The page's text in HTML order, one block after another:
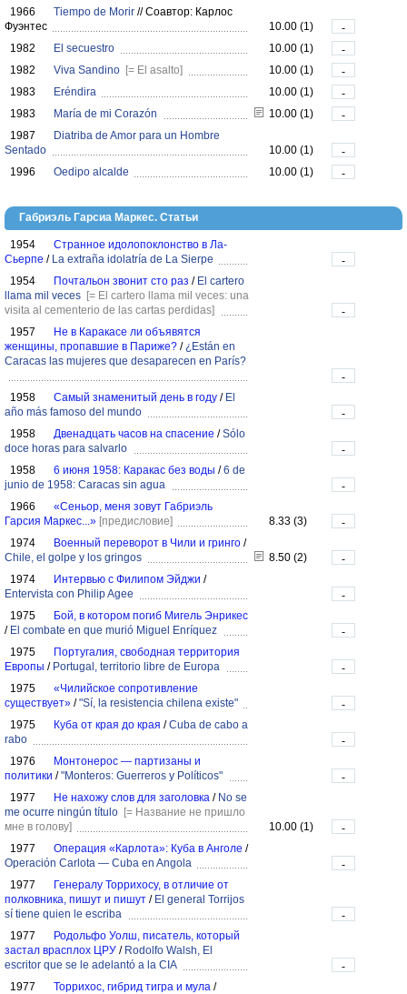
1966 Tiempo de Morir //Соавтор: Карлос
Фуэнтес
10.00 (1)
-
1982
El secuestro 10.00 (1)
-
1982
Viva Sandino [= El asalto] 10.00 (1)
-
1983
Eréndira 10.00 (1)
-
1983
María de mi Corazón 10.00 (1)
-
1987
Diatriba de Amor para un Hombre
Sentado
10.00 (1)
-
1996
Oedipo alcalde 10.00 (1) -
Габриэль Гарсиа Маркес. Статьи
1954
Странное идолопоклонство в Ла-
Сьерпе / La extraña idolatría de La Sierpe
-
1954
Почтальон звонит сто раз / El cartero
llama mil veces [= El cartero llama mil veces: una
visita al cementerio de las cartas perdidas]
-
1957
Не в Каракасе ли объявятся
женщины, пропавшие в Париже? /¿Están en
Caracas las mujeres que desaparecen en París?
-
1958
Самый знаменитый день в году / El
año más famoso del mundo
-
1958
Двенадцать часов на спасение /Sólo
doce horas para salvarlo
-
1958
6 июня 1958: Каракас без воды /6 de
junio de 1958: Caracas sin agua
-
1966
«Сеньор, меня зовут Габриэль
Гарсия Маркес...» [предисловие] 8.33 (3)
-
1974
Военный переворот в Чили и гринго /
Chile, el golpe y los gringos
8.50 (2)
-
1974
Интервью с Филипом Эйджи /
Entervista con Philip Agee
-
1975
Бой, в котором погиб Мигель Энрикес
/ El combate en que murió Miguel Enríquez
-
1975
Португалия, свободная территория
Европы / Portugal, territorio libre de Europa
-
1975
«Чилийское сопротивление
существует» /"Sí, la resistencia chilena existe"
-
1975
Куба от края до края /Cuba de cabo a
rabo
-
1976
Монтонерос — партизаны и
политики /"Monteros: Guerreros y Políticos"
-
1977
Не нахожу слов для заголовка / No se
me ocurre ningún título [= Название не пришло
мне в голову]
10.00 (1)
-
1977
Операция «Карлота»: Куба в Анголе /
Operación Carlota — Cuba en Angola
-
1977
Генералу Торрихосу, в отличие от
полковника, пишут и пишут / El general Torrijos
sí tiene quien le escriba
-
1977
Родольфо Уолш, писатель, который
застал врасплох ЦРУ / Rodolfo Walsh, El
escritor que se le adelantó a la CIA
-
1977
Торрихос, гибрид тигра и мула /